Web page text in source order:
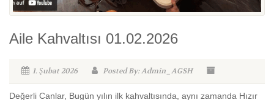
Aile Kahvaltısı 01.02.2026
1. Şubat 2026 Posted By: Admin_AGSH
Değerli Canlar, Bugün yılın ilk kahvaltısında, aynı zamanda Hızır